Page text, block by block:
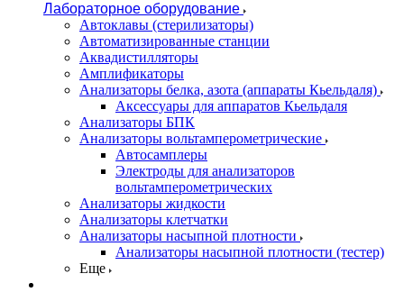
Лабораторное оборудование
Автоклавы (стерилизаторы)
Автоматизированные станции
Аквадистилляторы
Амплификаторы
Анализаторы белка, азота (аппараты Кьельдаля)
Аксессуары для аппаратов Кьельдаля
Анализаторы БПК
Анализаторы вольтамперометрические
Автосамплеры
Электроды для анализаторов
вольтамперометрических
Анализаторы жидкости
Анализаторы клетчатки
Анализаторы насыпной плотности
Анализаторы насыпной плотности (тестер)
Еще